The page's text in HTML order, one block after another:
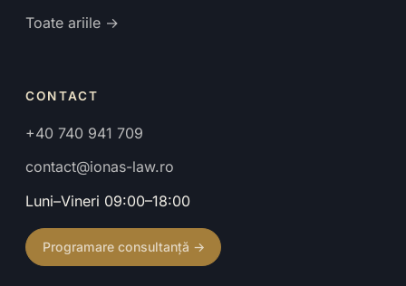
Toate ariile →
CONTACT
+40 740 941 709
contact@ionas-law.ro
Luni–Vineri 09:00–18:00
Programare consultanță →